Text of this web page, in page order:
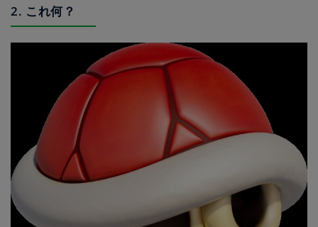
2. これ何？